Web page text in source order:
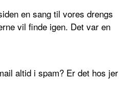
en sang til vores drengs
vil finde igen. Det var en
altid i spam? Er det hos jer